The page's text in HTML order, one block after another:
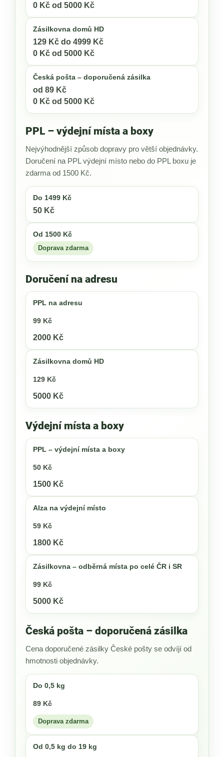
0 Kč od 5000 Kč
Zásilkovna domů HD
129 Kč do 4999 Kč
0 Kč od 5000 Kč
Česká pošta – doporučená zásilka
od 89 Kč
0 Kč od 5000 Kč
PPL – výdejní místa a boxy
Nejvýhodnější způsob dopravy pro větší objednávky.
Doručení na PPL výdejní místo nebo do PPL boxu je
zdarma od 1500 Kč.
Do 1499 Kč
50 Kč
Od 1500 Kč
Doprava zdarma
Doručení na adresu
PPL na adresu
99 Kč
2000 Kč
Zásilkovna domů HD
129 Kč
5000 Kč
Výdejní místa a boxy
PPL – výdejní místa a boxy
50 Kč
1500 Kč
Alza na výdejní místo
59 Kč
1800 Kč
Zásilkovna – odběrná místa po celé ČR i SR
99 Kč
5000 Kč
Česká pošta – doporučená zásilka
Cena doporučené zásilky České pošty se odvíjí od
hmotnosti objednávky.
Do 0,5 kg
89 Kč
Doprava zdarma
Od 0,5 kg do 19 kg